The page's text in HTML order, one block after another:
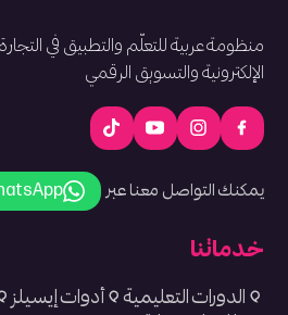
منظومة عربية للتعلّم والتطبيق في التجارة
الإلكترونية والتسويق الرقمي
يمكنك التواصل معنا عبر
خدماتنا
الدورات التعليمية أدوات إيسيلز